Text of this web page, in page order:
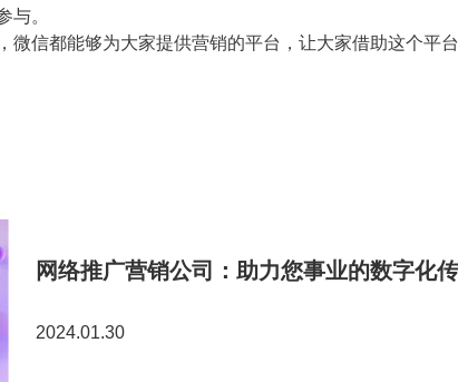
与。
信都能够为大家提供营销的平台，让大家借助这个平
网络推广营销公司：助力您事业的数字化
2024.01.30